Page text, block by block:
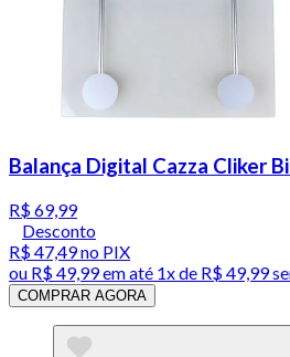
Balança Digital Cazza Cliker
R$ 69,99
Desconto
R$ 47,49no PIX
ou R$ 49,99em até 1x de R$ 49,99
COMPRAR AGORA